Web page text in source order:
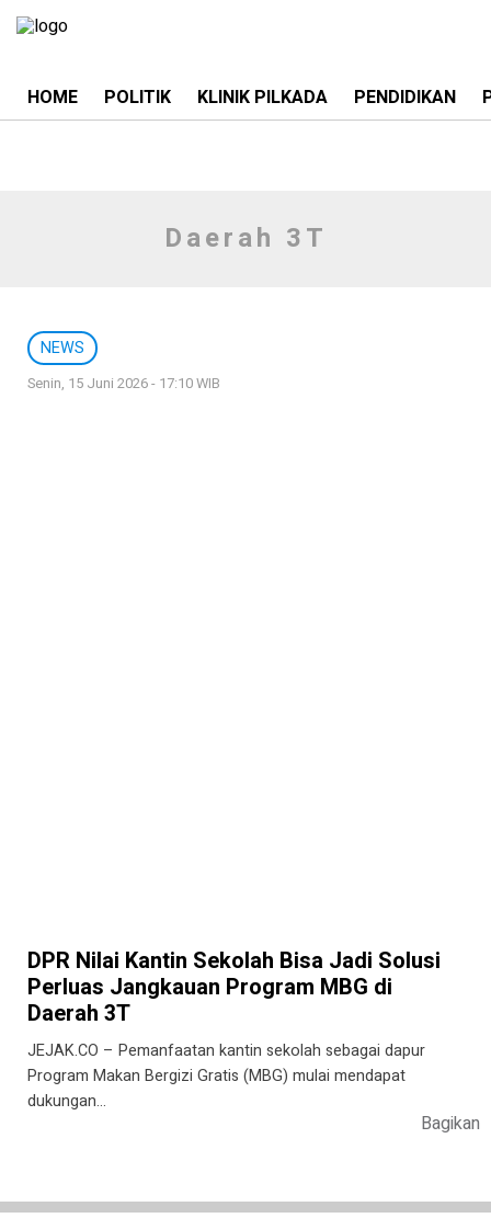
HOME POLITIK KLINIK PILKADA PENDIDIKAN
Daerah 3T
NEWS
Senin, 15 Juni 2026 - 17:10 WIB
DPR Nilai Kantin Sekolah Bisa Jadi Solusi
Perluas Jangkauan Program MBG di
Daerah 3T
JEJAK.CO – Pemanfaatan kantin sekolah sebagai dapur
Program Makan Bergizi Gratis (MBG) mulai mendapat
dukungan…
Bagikan